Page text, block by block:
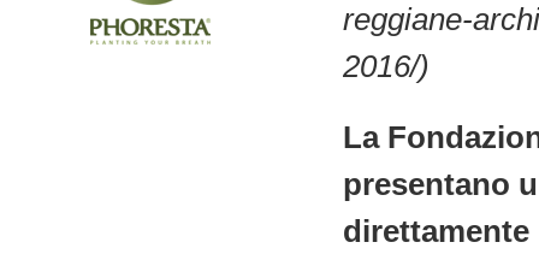
reggiane-
2016/)
La
presentano